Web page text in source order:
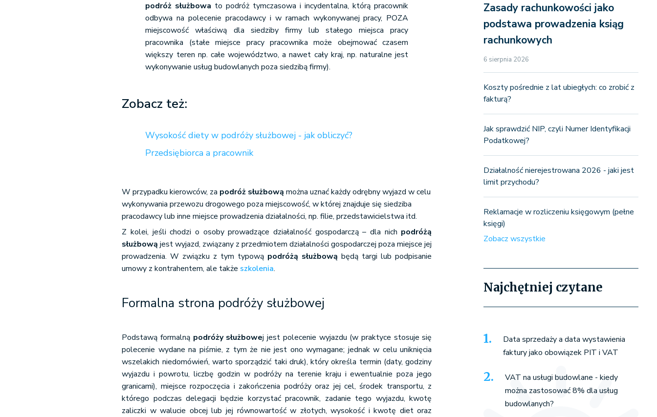
podróż służbowa to podróż tymczasowa i incydentalna, którą pracownik
odbywa na polecenie pracodawcy i w ramach wykonywanej pracy, POZA
miejscowość właściwą dla siedziby firmy lub stałego miejsca pracy
pracownika (stałe miejsce pracy pracownika może obejmować czasem
większy teren np. całe województwo, a nawet cały kraj, np. naturalne jest
wykonywanie usług budowlanych poza siedzibą firmy).
Zobacz też:
Wysokość diety w podróży służbowej - jak obliczyć?
Przedsiębiorca a pracownik
W przypadku kierowców, za podróż służbową można uznać każdy odrębny wyjazd w celu
wykonywania przewozu drogowego poza miejscowość, w której znajduje się siedziba
pracodawcy lub inne miejsce prowadzenia działalności, np. filie, przedstawicielstwa itd.
Z kolei, jeśli chodzi o osoby prowadzące działalność gospodarczą – dla nich podróżą
służbową jest wyjazd, związany z przedmiotem działalności gospodarczej poza miejsce jej
prowadzenia. W związku z tym typową podróżą służbową będą targi lub podpisanie
umowy z kontrahentem, ale także szkolenia.
Formalna strona podróży służbowej
Podstawą formalną podróży służbowej jest polecenie wyjazdu (w praktyce stosuje się
polecenie wydane na piśmie, z tym że nie jest ono wymagane; jednak w celu uniknięcia
wszelakich niedomówień, warto sporządzić taki druk), który określa termin (daty, godziny
wyjazdu i powrotu, liczbę godzin w podróży na terenie kraju i ewentualnie poza jego
granicami), miejsce rozpoczęcia i zakończenia podróży oraz jej cel, środek transportu, z
którego podczas delegacji będzie korzystać pracownik, zadanie tego wyjazdu, kwotę
zaliczki w walucie obcej lub jej równowartość w złotych, wysokość i kwotę diet oraz
Zasady rachunkowości jako
podstawa prowadzenia ksiąg
rachunkowych
6 sierpnia 2026
Koszty pośrednie z lat ubiegłych: co zrobić z
fakturą?
Jak sprawdzić NIP, czyli Numer Identyfikacji
Podatkowej?
Działalność nierejestrowana 2026 - jaki jest
limit przychodu?
Reklamacje w rozliczeniu księgowym (pełne
księgi)
Zobacz wszystkie
Najchętniej czytane
Data sprzedaży a data wystawienia
faktury jako obowiązek PIT i VAT
VAT na usługi budowlane - kiedy
można zastosować 8% dla usług
budowlanych?